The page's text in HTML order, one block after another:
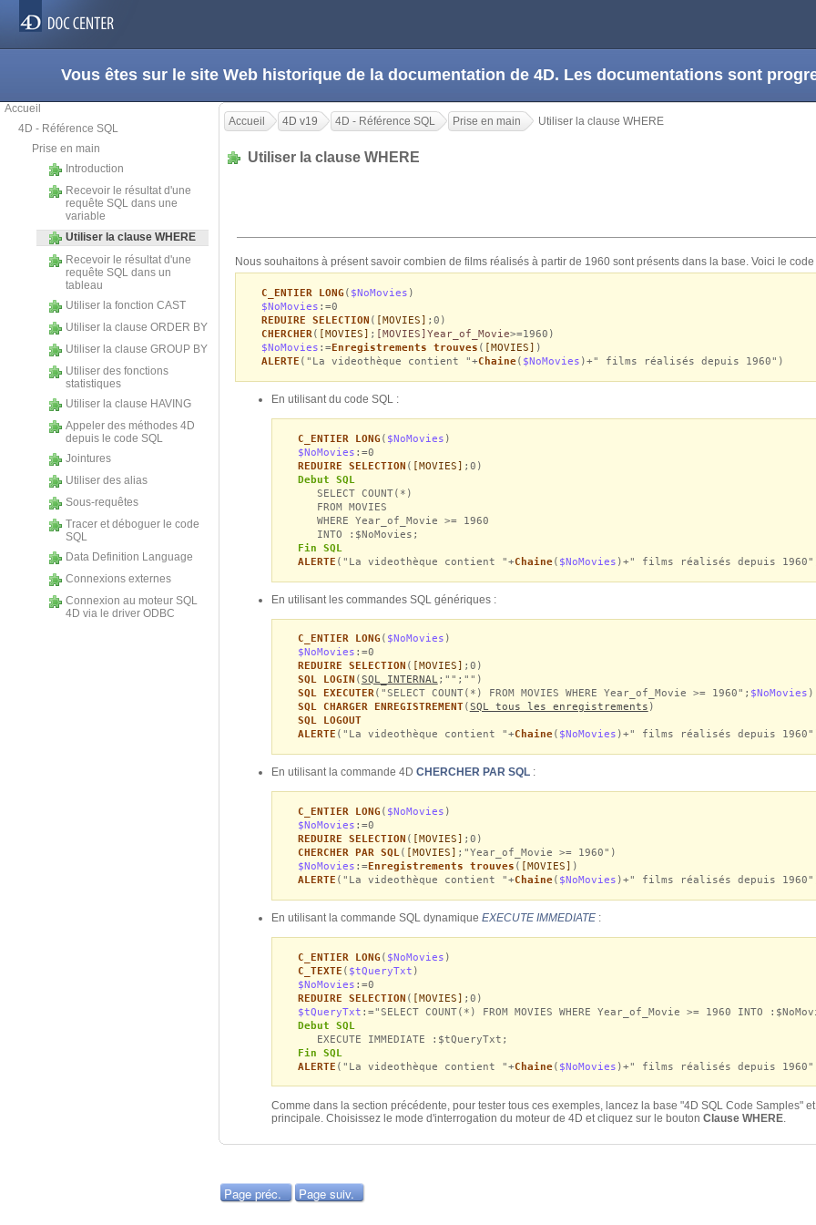
Vous êtes sur le site Web historique de la documentation de 4D. Les documentations sont
Accueil
4D - Référence SQL
Prise en main
Introduction
Recevoir le résultat d'une
requête SQL dans une
variable
Utiliser la clause WHERE
Recevoir le résultat d'une
requête SQL dans un
tableau
Utiliser la fonction CAST
Utiliser la clause ORDER BY
Utiliser la clause GROUP BY
Utiliser des fonctions
statistiques
Utiliser la clause HAVING
Appeler des méthodes 4D
depuis le code SQL
Jointures
Utiliser des alias
Sous-requêtes
Tracer et déboguer le code
SQL
Data Definition Language
Connexions externes
Connexion au moteur SQL
4D via le driver ODBC
Accueil 4D v19 4D - Référence SQL Prise en main Utiliser la clause WHERE
Utiliser la clause WHERE
Nous souhaitons à présent savoir combien de films réalisés à partir de 1960 sont présents dans la base. Voici le
C_ENTIER LONG ( $NoMovies )
$NoMovies :=0
REDUIRE SELECTION ( [MOVIES]
;0)
CHERCHER( [MOVIES] ; [MOVIES]Year_of_Movie>=1960)
$NoMovies :=Enregistrements trouves ( [MOVIES]
)
ALERTE ("La videothèque contient "+Chaine( $NoMovies )+" films réalisés depuis 1960")
En utilisant du code SQL :
C_ENTIER LONG ( $NoMovies )
$NoMovies :=0
REDUIRE SELECTION ( [MOVIES] ;0)
Debut SQL
SELECT COUNT(*)
FROM MOVIES
WHERE Year_of_Movie >= 1960
INTO :$NoMovies;
Fin SQL
ALERTE ("La videothèque contient "+Chaine( $NoMovies )+" films réalisés depuis
En utilisant les commandes SQL génériques :
C_ENTIER LONG ( $NoMovies )
$NoMovies :=0
REDUIRE SELECTION ( [MOVIES]
;0)
SQL LOGIN ( SQL_INTERNAL ;"";"")
SQL EXECUTER("SELECT COUNT(*) FROM MOVIES WHERE Year_of_Movie >= 1960"; $NoMovies )
SQL CHARGER ENREGISTREMENT( SQL tous les enregistrements )
SQL LOGOUT
ALERTE ("La videothèque contient "+Chaine( $NoMovies )+" films réalisés depuis
En utilisant la commande 4D CHERCHER PAR SQL :
C_ENTIER LONG ( $NoMovies )
$NoMovies :=0
REDUIRE SELECTION ( [MOVIES] ;0)
CHERCHER PAR SQL( [MOVIES] ;"Year_of_Movie >= 1960")
$NoMovies :=Enregistrements trouves ( [MOVIES] )
ALERTE ("La videothèque contient "+Chaine( $NoMovies )+" films réalisés depuis
En utilisant la commande SQL dynamique EXECUTE IMMEDIATE :
C_ENTIER LONG ( $NoMovies )
C_TEXTE ( $tQueryTxt )
$NoMovies :=0
REDUIRE SELECTION ( [MOVIES] ;0)
$tQueryTxt :="SELECT COUNT(*) FROM MOVIES WHERE Year_of_Movie >= 1960 INTO
Debut SQL
EXECUTE IMMEDIATE :$tQueryTxt;
Fin SQL
ALERTE ("La videothèque contient "+Chaine( $NoMovies )+" films réalisés depuis
Comme dans la section précédente, pour tester tous ces exemples, lancez la base "4D SQL Code Samples"
principale. Choisissez le mode d'interrogation du moteur de 4D et cliquez sur le bouton Clause WHERE.
Page préc. Page suiv.